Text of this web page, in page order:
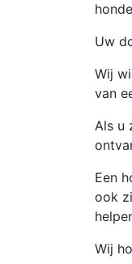
Uw
Wij
van
Als u
Een
ook
Wij